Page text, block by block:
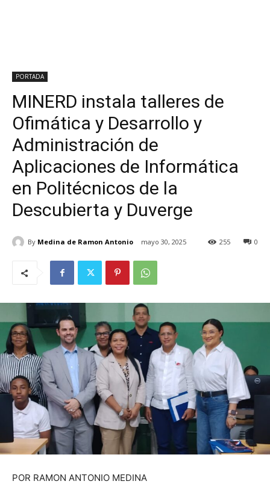
PORTADA
MINERD instala talleres de
Ofimática y Desarrollo y
Administración de
Aplicaciones de Informática
en Politécnicos de la
Descubierta y Duverge
By Medina de Ramon Antonio mayo 30, 2025 0
255
POR RAMON ANTONIO MEDINA